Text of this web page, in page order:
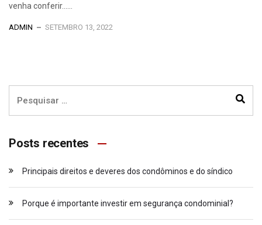
venha conferir......
ADMIN SETEMBRO 13, 2022
Posts recentes
Principais direitos e deveres dos condôminos e do síndico
Porque é importante investir em segurança condominial?